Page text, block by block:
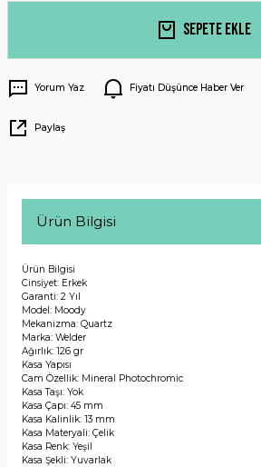
Sepete Ekle
Yorum Yaz Fiyatı Düşünce Haber Ver
Paylaş
Ürün Bilgisi
Ürün Bilgisi
Cinsiyet: Erkek
Garanti: 2 Yıl
Model: Moody
Mekanizma: Quartz
Marka: Welder
Ağırlık: 126 gr
Kasa Yapısı
Cam Özellik: Mineral Photochromic
Kasa Taşı: Yok
Kasa Çapı: 45 mm
Kasa Kalinlik: 13 mm
Kasa Materyali: Çelik
Kasa Renk: Yeşil
Kasa Şekli: Yuvarlak